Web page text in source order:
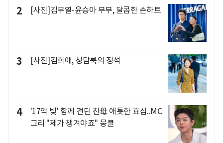
2 [사진]김무열-윤승아 부부, 달콤한 손하트
3 [사진]김희애, 청담룩의 정석
4
'17억 빚' 함께 견딘 친母 애틋한 효심..MC
그리 "제가 챙겨야죠" 뭉클